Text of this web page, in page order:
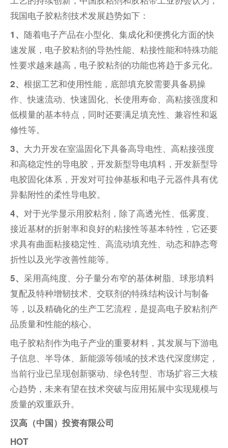
我国电子胶粘剂技术发展趋势如下：
1、 随着电子产品在小型化、集成化和便携化方面的快
速发展，电子胶粘剂的导热性能、粘接性能和特殊功能
性要求越来越高，电子胶粘剂的功能也将趋于多元化。
2、 根据工艺和使用性能，底部填充胶需要具备易操
作、快速流动、快速固化、长使用寿命、高粘接强度和
低模量的基本特点，同时还要满足填充性、兼容性和返
修性等。
3、 大力开发在室温固化下具备高导电性、高粘接强度
和高稳定性的导电胶，开发新型导电填料，开发新型导
电胶固化体系，开发对可拉伸基板和电子元器件具有优
异黏附性的柔性导电胶。
4、 对于光学显示用胶粘剂，除了高透光性、低雾度、
接近基材的折射率和良好的粘接性等基本特性，它还要
求具有曲面粘接稳定性、高流动填充性、动态和静态弯
折性以及光学改善性能等。
5、 采用高纯度、分子量分布窄的基体树脂、球形填料
复配及特种增韧技术、交联剂的特殊结构设计与制备
等，以及精确化的生产工艺流程，是提高电子胶粘剂产
品质量和性能的核心。
电子胶粘剂作为电子产业的重要材料，其发展与下游电
子信息、半导体、新能源等领域的技术迭代深度绑定，
当前行业已呈现创新驱动、绿色转型、市场扩容三大核
心趋势，未来有望在技术突破与应用拓展中实现规模与
质量的双重跃升。
汉高（中国）投资有限公司
HOT